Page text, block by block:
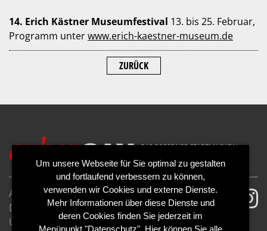
14. Erich Kästner Museumfestival 13. bis 25. Februar,
Programm unterwww.erich-kaestner-museum.de
ZURÜCK
AGB
Impressum
Datenschutzerklärung
Cookies
Über uns
Kontakt
Mediadaten
Um unsere Webseite für Sie optimal zu gestalten
und fortlaufend verbessern zu können,
verwenden wir Cookies und externe Dienste.
Mehr Informationen über diese Dienste und
deren Cookies finden Sie jederzeit im
Menüpunkt "Datenschutz". Hier können Sie alle